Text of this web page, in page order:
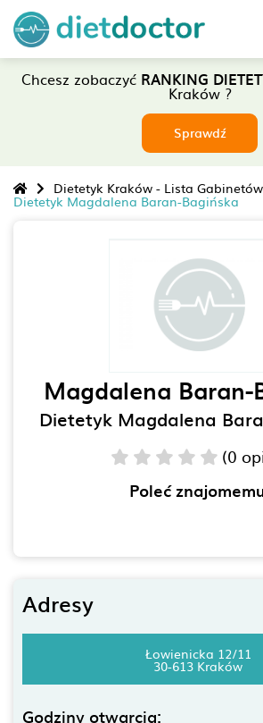
Chcesz zobaczyć RANKING
Kraków ?
Sprawdź
Dietetyk Kraków - Lista Gabinetów
Dietetyk Magdalena Baran-Bagińska
Magdalena Baran-
Dietetyk Magdalena
(0
Poleć
Adresy
Łowienicka 12/11
30-613 Kraków
Godziny otwarcia: